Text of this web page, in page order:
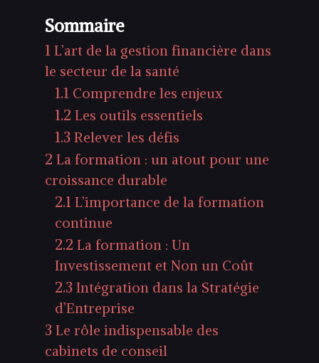
Sommaire
1 L’art de la gestion financière dans
le secteur de la santé
1.1 Comprendre les enjeux
1.2 Les outils essentiels
1.3 Relever les défis
2 La formation : un atout pour une
croissance durable
2.1 L’importance de la formation
continue
2.2 La formation : Un
Investissement et Non un Coût
2.3 Intégration dans la Stratégie
d’Entreprise
3 Le rôle indispensable des
cabinets de conseil